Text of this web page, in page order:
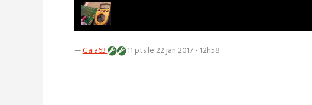
—Gaia63 11 ptsle 22 jan 2017 - 12h58